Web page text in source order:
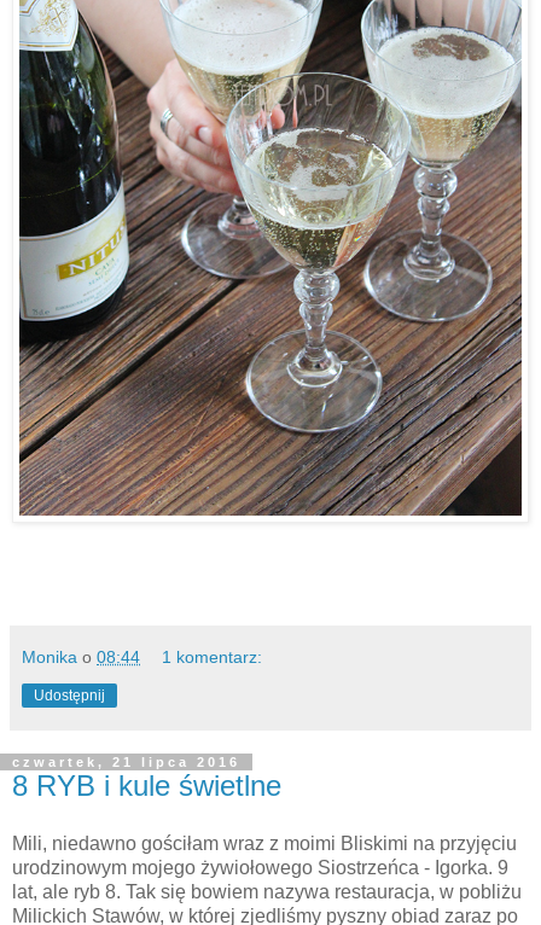
Monika o 08:44 1 komentarz:
Udostępnij
czwartek, 21 lipca 2016
8 RYB i kule świetlne
Mili, niedawno gościłam wraz z moimi Bliskimi na przyjęciu
urodzinowym mojego żywiołowego Siostrzeńca - Igorka. 9
lat, ale ryb 8. Tak się bowiem nazywa restauracja, w pobliżu
Milickich Stawów, w której zjedliśmy pyszny obiad zaraz po